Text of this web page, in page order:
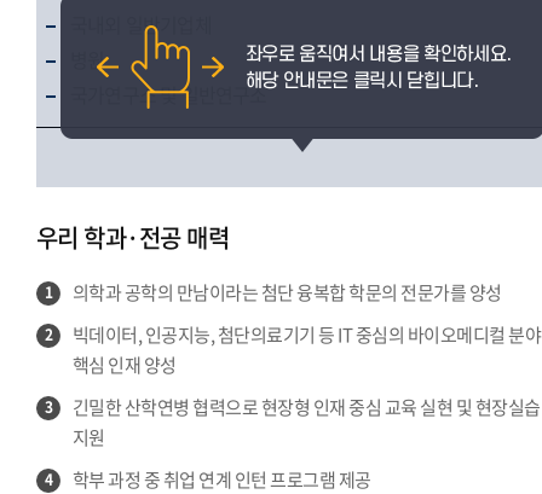
국내외 일반기업체
병원
국가연구소 및 일반연구소
우리 학과·전공 매력
1 의학과 공학의 만남이라는 첨단 융복합 학문의 전문가를 양성
2
빅데이터, 인공지능, 첨단의료기기 등 IT 중심의 바이오메디컬 분야
핵심 인재 양성
3
긴밀한 산학연병 협력으로 현장형 인재 중심 교육 실현 및 현장실습
지원
4 학부 과정 중 취업 연계 인턴 프로그램 제공